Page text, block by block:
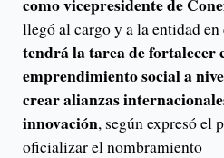
llegó al cargo y a la entidad en
tendrá la tarea de fortalecer
emprendimiento social a
crear alianzas
innovación, según expresó el
oficializar el nombramiento